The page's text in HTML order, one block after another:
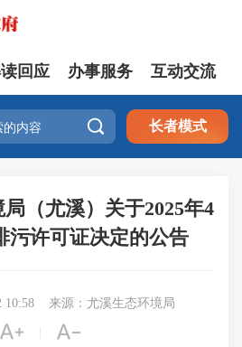
回应 办事服务 互动交流
 长者模式
（尤溪）关于2025年4
污许可证决定的公告
10:58 来源：尤溪生态环境局
 